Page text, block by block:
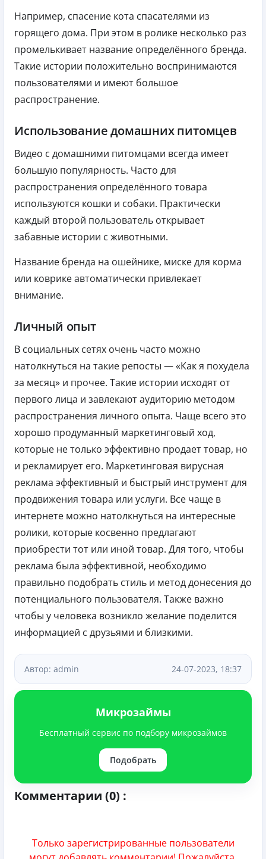
Например, спасение кота спасателями из
горящего дома. При этом в ролике несколько раз
промелькивает название определённого бренда.
Такие истории положительно воспринимаются
пользователями и имеют большое
распространение.
Использование домашних питомцев
Видео с домашними питомцами всегда имеет
большую популярность. Часто для
распространения определённого товара
используются кошки и собаки. Практически
каждый второй пользователь открывает
забавные истории с животными.
Название бренда на ошейнике, миске для корма
или коврике автоматически привлекает
внимание.
Личный опыт
В социальных сетях очень часто можно
натолкнуться на такие репосты — «Как я похудела
за месяц» и прочее. Такие истории исходят от
первого лица и завлекают аудиторию методом
распространения личного опыта. Чаще всего это
хорошо продуманный маркетинговый ход,
которые не только эффективно продает товар, но
и рекламирует его. Маркетинговая вирусная
реклама эффективный и быстрый инструмент для
продвижения товара или услуги. Все чаще в
интернете можно натолкнуться на интересные
ролики, которые косвенно предлагают
приобрести тот или иной товар. Для того, чтобы
реклама была эффективной, необходимо
правильно подобрать стиль и метод донесения до
потенциального пользователя. Также важно
чтобы у человека возникло желание поделится
информацией с друзьями и близкими.
Автор: admin 24-07-2023, 18:37
Микрозаймы
Бесплатный сервис по подбору микрозаймов
Подобрать
Комментарии (0) :
Только зарегистрированные пользователи